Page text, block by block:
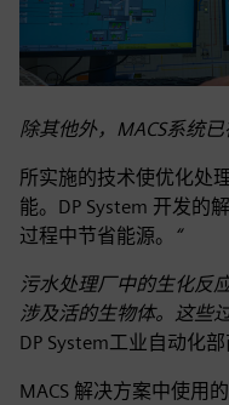
除其他外，MACS系统
所实施的技术使优化处
能。DP System 开发的
过程中节省能源。
“
污水处理厂中的生化反
涉及活的生物体。这些
DP System工业自动化
MACS 解决方案中使用